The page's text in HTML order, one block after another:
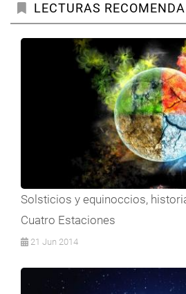
LECTURAS
Solsticios y equinoccios,
Cuatro Estaciones
21 Jun 2014